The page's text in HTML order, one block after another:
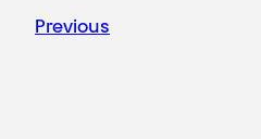
Previous